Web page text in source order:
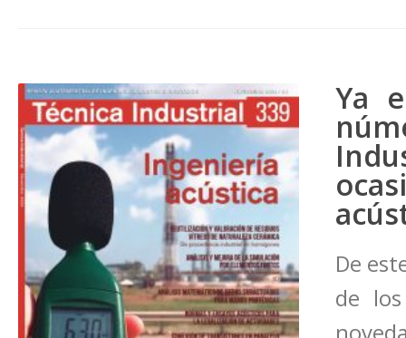
Ya
De
de